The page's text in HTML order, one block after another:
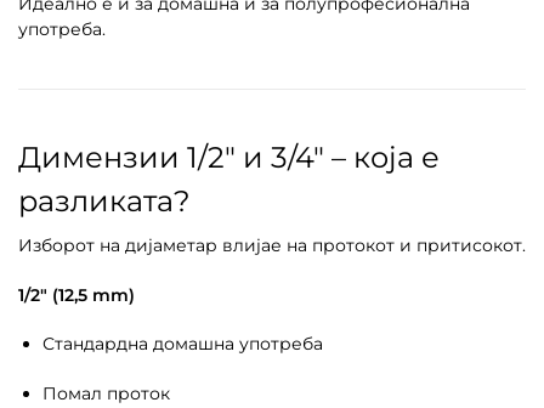
употреба.
Димензии 1/2″ и 3/4″ – која е
разликата?
Изборот на дијаметар влијае на протокот и притисокот.
1/2″ (12,5 mm)
Стандардна домашна употреба
Помал проток